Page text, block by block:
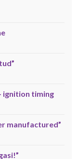
ignition timing
manufactured”